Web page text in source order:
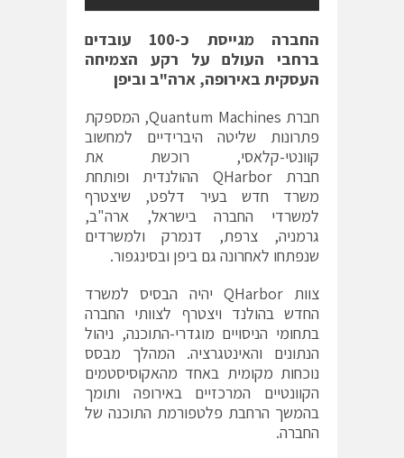
החברה מגייסת כ-100 עובדים
ברחבי העולם על רקע הצמיחה
העסקית באירופה, ארה"ב וביפן
חברת Quantum Machines, המספקת
פתרונות שליטה היברידיים למחשוב
קוונטי-קלאסי, רוכשת את
חברתQHarbor ההולנדית ופותחת
משרד חדש בעיר דלפט, שיצטרף
למשרדי החברה בישראל, ארה"ב,
גרמניה, צרפת, דנמרק ולמשרדים
שנפתחו לאחרונה גם ביפן ובסינגפור.
צוותQHarbor יהיה הבסיס למשרד
החדש בהולנד ויצטרף לצוותי החברה
בתחומי הניסויים מוגדרי-התוכנה, ניהול
הנתונים והאינטגרציה. המהלך מבסס
נוכחות מקומית באחד מהאקוסיסטמים
הקוונטיים המרכזיים באירופה ותומך
בהמשך הרחבת פלטפורמת התוכנה של
החברה.